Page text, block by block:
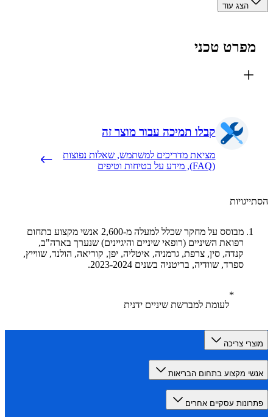
הצג עוד
טכני
קבלו תמיכה עבור מוצר זה
מציאת מדריכים למשתמש, שאלות נפוצות
מבוסס על מחקר שכלל למעלה מ-2,600 אנשי מקצוע בתחום
רפואת השיניים (רופאי שיניים והיגיינים) שנערך בארה"ב,
קנדה, סין, צרפת, גרמניה, איטליה, יפן, קוריאה, הולנד, שווייץ,
ספרד, שוודיה, בריטניה בשנים 2023-2024.
לעומת למברשת שיניים ידנית
צריכה
מקצוע בתחום הבריאות
עסקיים אחרים